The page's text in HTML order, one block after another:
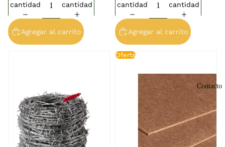
Contacto
cantidad
cantidad
Agregar al carrito
cantidad
cantidad
Agregar al carrito
Cholgúan 2.5mm —
Oferta